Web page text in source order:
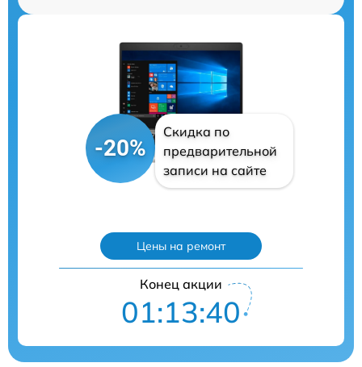
-20%
Скидка по
предварительной
записи на сайте
Цены на ремонт
Конец акции
01:13:39